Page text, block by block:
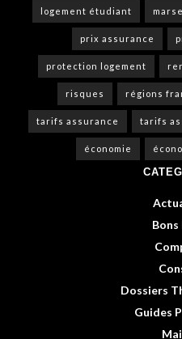
logement étudiant
prix assurance
protection logement
risques régions
tarifs assurance tarifs
économie
Bons
Dossiers
Guides